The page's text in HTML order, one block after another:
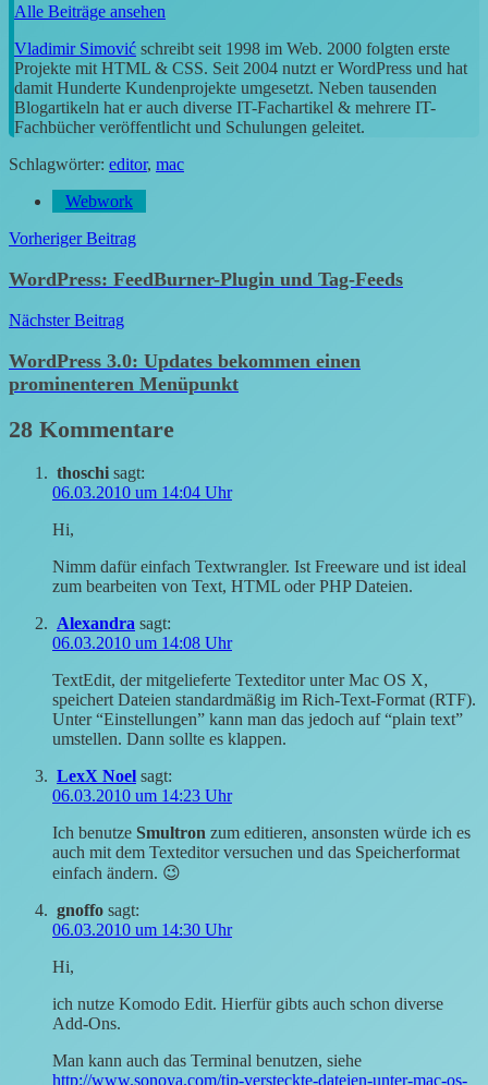
Alle Beiträge ansehen
Vladimir Simović schreibt seit 1998 im Web. 2000 folgten erste
Projekte mit HTML & CSS. Seit 2004 nutzt er WordPress und hat
damit Hunderte Kundenprojekte umgesetzt. Neben tausenden
Blogartikeln hat er auch diverse IT-Fachartikel & mehrere IT-
Fachbücher veröffentlicht und Schulungen geleitet.
Schlagwörter: editor, mac
Webwork
Beitragsnavigation
Vorheriger Beitrag
WordPress: FeedBurner-Plugin und Tag-Feeds
Nächster Beitrag
WordPress 3.0: Updates bekommen einen
prominenteren Menüpunkt
28 Kommentare
thoschi sagt:
06.03.2010 um 14:04 Uhr
Hi,
Nimm dafür einfach Textwrangler. Ist Freeware und ist ideal
zum bearbeiten von Text, HTML oder PHP Dateien.
Alexandra sagt:
06.03.2010 um 14:08 Uhr
TextEdit, der mitgelieferte Texteditor unter Mac OS X,
speichert Dateien standardmäßig im Rich-Text-Format (RTF).
Unter “Einstellungen” kann man das jedoch auf “plain text”
umstellen. Dann sollte es klappen.
LexX Noel sagt:
06.03.2010 um 14:23 Uhr
Ich benutze Smultron zum editieren, ansonsten würde ich es
auch mit dem Texteditor versuchen und das Speicherformat
einfach ändern. 😉
gnoffo sagt:
06.03.2010 um 14:30 Uhr
Hi,
ich nutze Komodo Edit. Hierfür gibts auch schon diverse
Add-Ons.
Man kann auch das Terminal benutzen, siehe
http://www.sonoya.com/tip-versteckte-dateien-unter-mac-os-